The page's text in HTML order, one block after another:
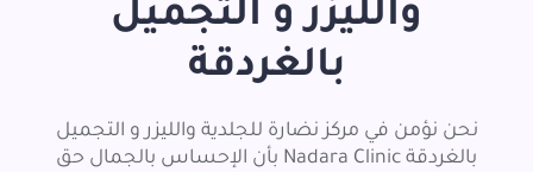
والليزر و التجميل
بالغردقة
نحن نؤمن في مركز نضارة للجلدية والليزر و التجميل
بالغردقة Nadara Clinic بأن الإحساس بالجمال حق